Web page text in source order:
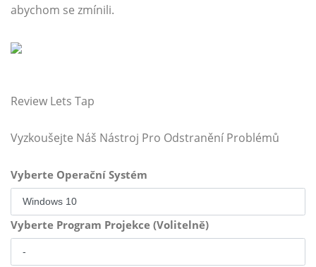
abychom se zmínili.
Review Lets Tap
Vyzkoušejte Náš Nástroj Pro Odstranění Problémů
Vyberte Operační Systém
Vyberte Program Projekce (Volitelně)